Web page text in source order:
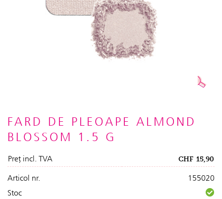
FARD DE PLEOAPE ALMOND
BLOSSOM 1.5 G
Preț incl. TVA CHF 15,90
Articol nr.
155020
Stoc